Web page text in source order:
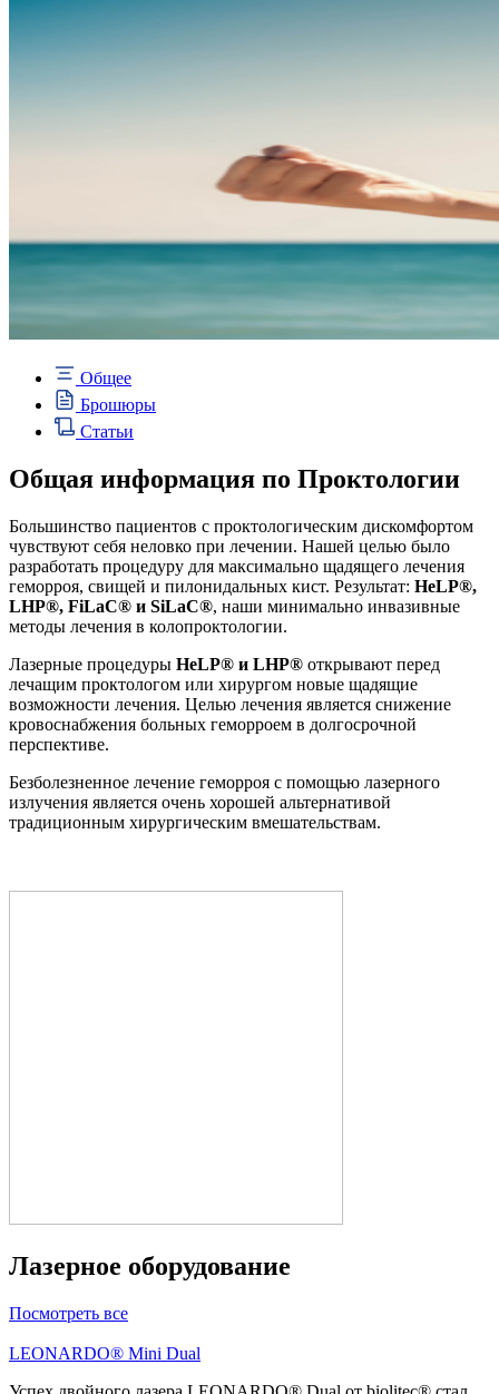
Общее
Брошюры
Статьи
Общая информация по Проктологии
Большинство пациентов с проктологическим дискомфортом
чувствуют себя неловко при лечении. Нашей целью было
разработать процедуру для максимально щадящего лечения
геморроя, свищей и пилонидальных кист. Результат: HeLP®,
LHP®, FiLaC® и SiLaC®, наши минимально инвазивные
методы лечения в колопроктологии.
Лазерные процедуры HeLP® и LHP® открывают перед
лечащим проктологом или хирургом новые щадящие
возможности лечения. Целью лечения является снижение
кровоснабжения больных геморроем в долгосрочной
перспективе.
Безболезненное лечение геморроя с помощью лазерного
излучения является очень хорошей альтернативой
традиционным хирургическим вмешательствам.
Лазерное оборудование
Посмотреть все
LEONARDO® Mini Dual